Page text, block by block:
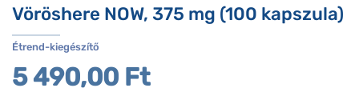
Vöröshere NOW, 375 mg (100 kapszula)
Étrend-kiegészítő
5 490,00 Ft